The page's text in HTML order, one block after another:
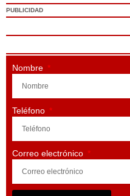
PUBLICIDAD
Nombre
Teléfono
Correo electrónico